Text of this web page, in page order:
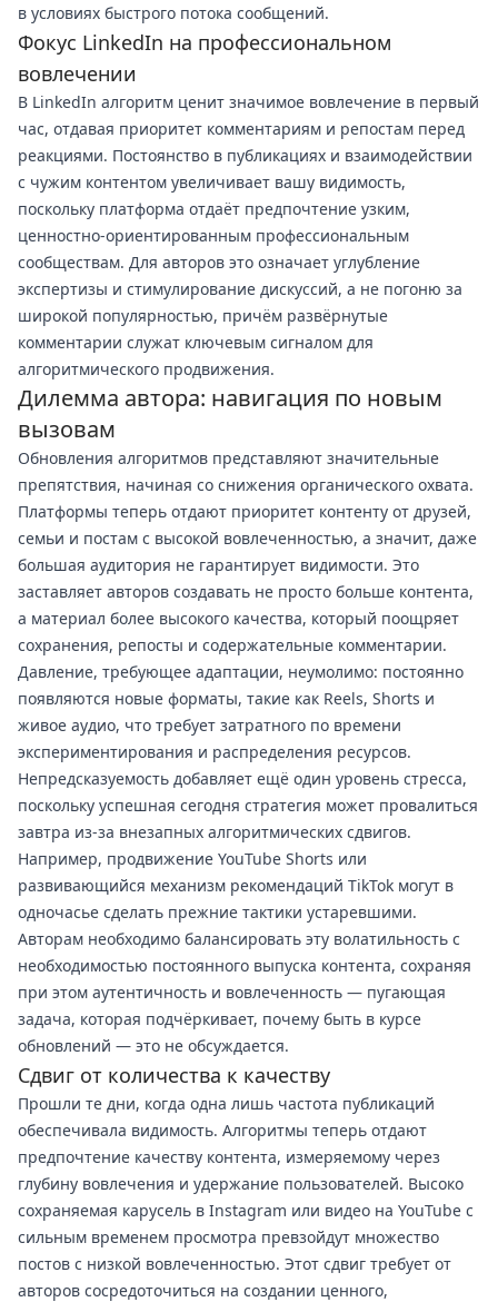
в условиях быстрого потока сообщений.
Фокус LinkedIn на профессиональном
вовлечении
В LinkedIn алгоритм ценит значимое вовлечение в первый
час, отдавая приоритет комментариям и репостам перед
реакциями. Постоянство в публикациях и взаимодействии
с чужим контентом увеличивает вашу видимость,
поскольку платформа отдаёт предпочтение узким,
ценностно-ориентированным профессиональным
сообществам. Для авторов это означает углубление
экспертизы и стимулирование дискуссий, а не погоню за
широкой популярностью, причём развёрнутые
комментарии служат ключевым сигналом для
алгоритмического продвижения.
Дилемма автора: навигация по новым
вызовам
Обновления алгоритмов представляют значительные
препятствия, начиная со снижения органического охвата.
Платформы теперь отдают приоритет контенту от друзей,
семьи и постам с высокой вовлеченностью, а значит, даже
большая аудитория не гарантирует видимости. Это
заставляет авторов создавать не просто больше контента,
а материал более высокого качества, который поощряет
сохранения, репосты и содержательные комментарии.
Давление, требующее адаптации, неумолимо: постоянно
появляются новые форматы, такие как Reels, Shorts и
живое аудио, что требует затратного по времени
экспериментирования и распределения ресурсов.
Непредсказуемость добавляет ещё один уровень стресса,
поскольку успешная сегодня стратегия может провалиться
завтра из-за внезапных алгоритмических сдвигов.
Например, продвижение YouTube Shorts или
развивающийся механизм рекомендаций TikTok могут в
одночасье сделать прежние тактики устаревшими.
Авторам необходимо балансировать эту волатильность с
необходимостью постоянного выпуска контента, сохраняя
при этом аутентичность и вовлеченность — пугающая
задача, которая подчёркивает, почему быть в курсе
обновлений — это не обсуждается.
Сдвиг от количества к качеству
Прошли те дни, когда одна лишь частота публикаций
обеспечивала видимость. Алгоритмы теперь отдают
предпочтение качеству контента, измеряемому через
глубину вовлечения и удержание пользователей. Высоко
сохраняемая карусель в Instagram или видео на YouTube с
сильным временем просмотра превзойдут множество
постов с низкой вовлеченностью. Этот сдвиг требует от
авторов сосредоточиться на создании ценного,